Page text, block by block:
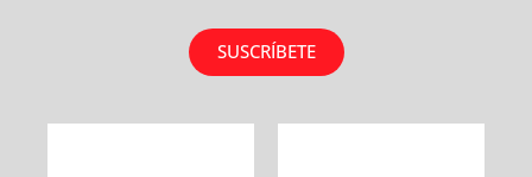
SUSCRÍBETE